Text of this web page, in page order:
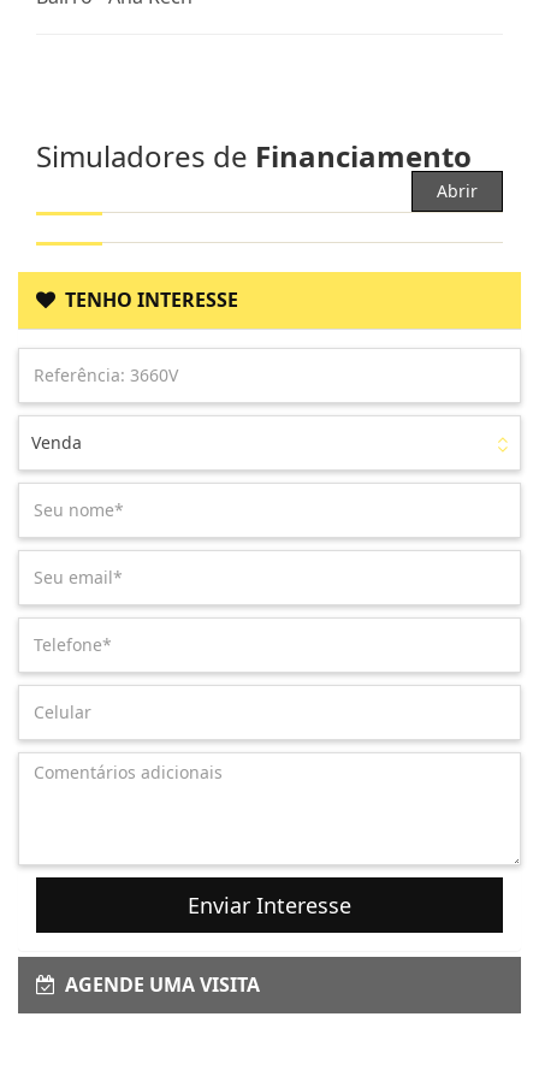
Simuladores de Financiamento
Abrir
TENHO INTERESSE
Venda
Enviar Interesse
AGENDE UMA VISITA